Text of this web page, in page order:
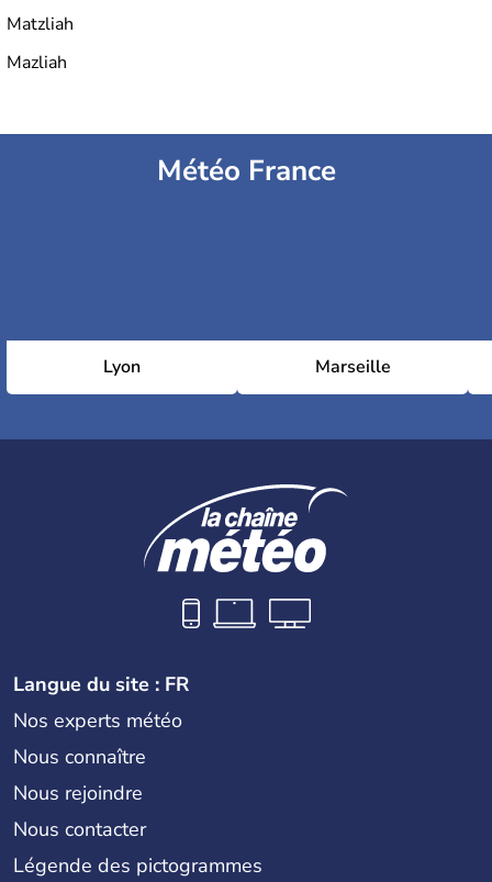
Matzliah
Mazliah
Météo France
Lyon Marseille
Langue du site : FR
Nos experts météo
Nous connaître
Nous rejoindre
Nous contacter
Légende des pictogrammes